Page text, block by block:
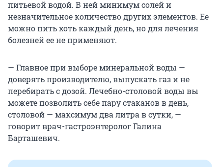
питьевой водой. В ней минимум солей и
незначительное количество других элементов. Ее
можно пить хоть каждый день, но для лечения
болезней ее не применяют.
— Главное при выборе минеральной воды —
доверять производителю, выпускать газ и не
перебирать с дозой. Лечебно-столовой воды вы
можете позволить себе пару стаканов в день,
столовой — максимум два литра в сутки, —
говорит врач-гастроэнтеролог Галина
Барташевич.